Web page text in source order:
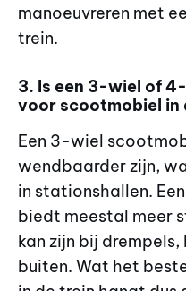
manoeuvreren met
trein.
3. Is een 3-wiel of
voor scootmobiel in
Een 3-wiel
wendbaarder zijn,
in stationshallen.
biedt meestal meer
kan zijn bij drempels,
buiten. Wat het